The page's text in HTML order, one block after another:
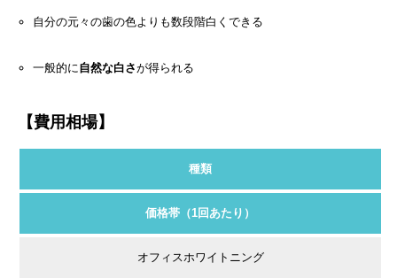
自分の元々の歯の色よりも数段階白くできる
一般的に自然な白さが得られる
【費用相場】
種類
価格帯（1回あたり）
オフィスホワイトニング